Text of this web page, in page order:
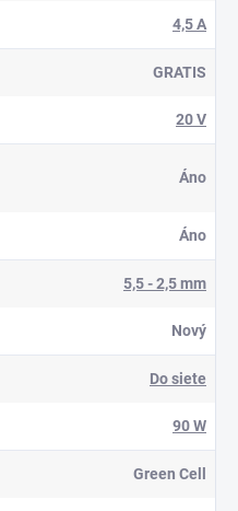
4,5 A
GRATIS
20 V
Áno
Áno
5,5 - 2,5 mm
Nový
Do siete
90 W
Green Cell